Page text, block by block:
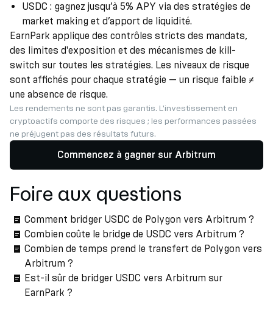
USDC : gagnez jusqu’à 5% APY via des stratégies de
market making et d’apport de liquidité.
EarnPark applique des contrôles stricts des mandats,
des limites d'exposition et des mécanismes de kill-
switch sur toutes les stratégies. Les niveaux de risque
sont affichés pour chaque stratégie — un risque faible ≠
une absence de risque.
Les rendements ne sont pas garantis. L'investissement en
cryptoactifs comporte des risques ; les performances passées
ne préjugent pas des résultats futurs.
Commencez à gagner sur Arbitrum
Foire aux questions
Comment bridger USDC de Polygon vers Arbitrum ?
Combien coûte le bridge de USDC vers Arbitrum ?
Combien de temps prend le transfert de Polygon vers
Arbitrum ?
Est-il sûr de bridger USDC vers Arbitrum sur
EarnPark ?